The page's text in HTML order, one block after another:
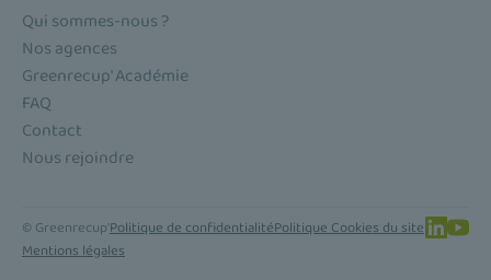
Qui sommes-nous ?
Nos agences
Greenrecup' Académie
FAQ
Contact
Nous rejoindre
© Greenrecup'Politique de confidentialitéPolitique Cookies du site
Mentions légales